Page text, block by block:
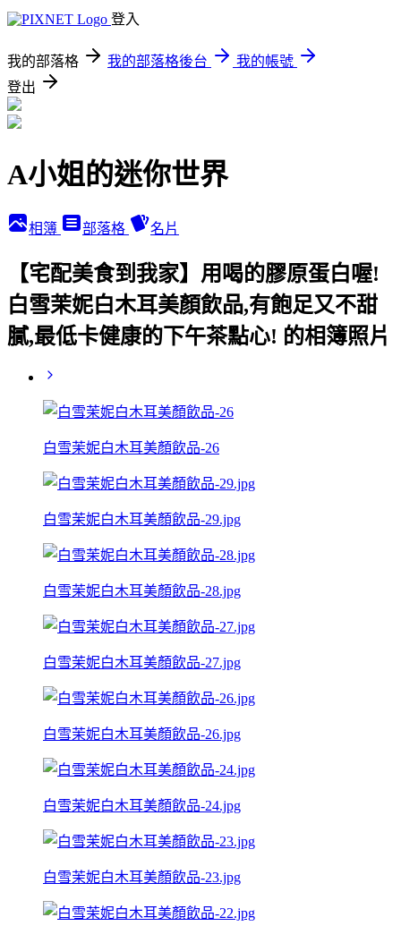
登入
我的部落格 我的部落格後台
我的帳號
登出
A小姐的迷你世界
相簿 部落格 名片
【宅配美食到我家】用喝的膠原蛋白喔!
白雪茉妮白木耳美顏飲品,有飽足又不甜
膩,最低卡健康的下午茶點心! 的相簿照片
白雪茉妮白木耳美顏飲品-26
白雪茉妮白木耳美顏飲品-29.jpg
白雪茉妮白木耳美顏飲品-28.jpg
白雪茉妮白木耳美顏飲品-27.jpg
白雪茉妮白木耳美顏飲品-26.jpg
白雪茉妮白木耳美顏飲品-24.jpg
白雪茉妮白木耳美顏飲品-23.jpg